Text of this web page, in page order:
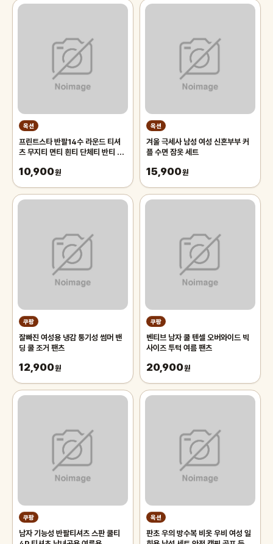
옥션
프린트스타 반팔14수 라운드 티셔
츠 무지티 면티 흰티 단체티 반티 아
10,900원
옥션
겨울 극세사 남성 여성 신혼부부 커
플 수면 잠옷 세트
15,900원
쿠팡
잘빠진 여성용 냉감 통기성 썸머 밴
딩 쿨 조거 팬츠
12,900원
쿠팡
벤티브 남자 쿨 텐셀 오버와이드 빅
사이즈 투턱 여름 팬츠
20,900원
쿠팡
남자 기능성 반팔티셔츠 스판 쿨티
옥션
판초 우의 방수복 비옷 우비 여성 일